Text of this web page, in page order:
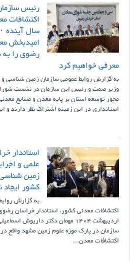
رئیس
اکتشافات
امیدبخش
رضوی را
معرفی خواهیم کرد
به گزارش روابط عمومی سازمان زمین شناسی
وزیر صمت و رئیس این سازمان در نشست
محور توسعه استان بر پایه معدن و صنایع
استانداری در این زمینه اشتراک نظر دارند و
استاندار
علمی و
زمین
کشور
به گزارش
اردیبهشت 1404 مهمان دکتر
سازمان در پارک موزه علوم زمین مشهد واقع
اکتشافات معدن...